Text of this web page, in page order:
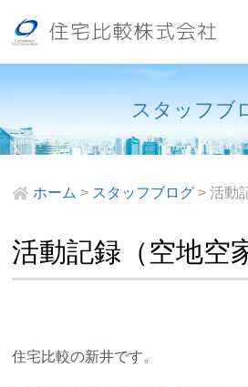
スタッフブ
ホーム > スタッフブログ> 活動
活動記録（空地空
住宅比較の新井です。